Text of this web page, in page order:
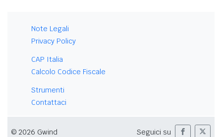
Note Legali
Privacy Policy
CAP Italia
Calcolo Codice Fiscale
Strumenti
Contattaci
© 2026 Gwind Seguici su